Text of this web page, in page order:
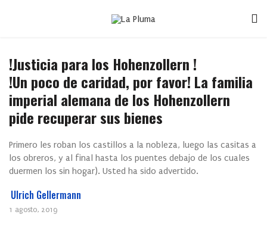
!Justicia para los Hohenzollern !
!Un poco de caridad, por favor! La familia
imperial alemana de los Hohenzollern
pide recuperar sus bienes
Primero les roban los castillos a la nobleza, luego las casitas a
los obreros, y al final hasta los puentes debajo de los cuales
duermen los sin hogar). Usted ha sido advertido.
Ulrich Gellermann
1 agosto, 2019